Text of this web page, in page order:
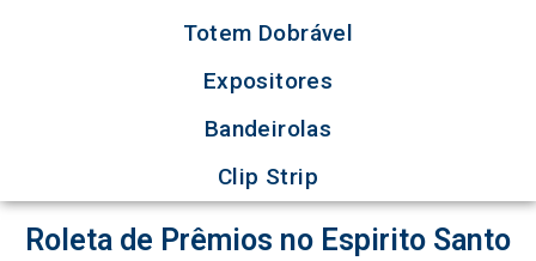
Totem Dobrável
Expositores
Bandeirolas
Clip Strip
Roleta de Prêmios no Espirito Santo